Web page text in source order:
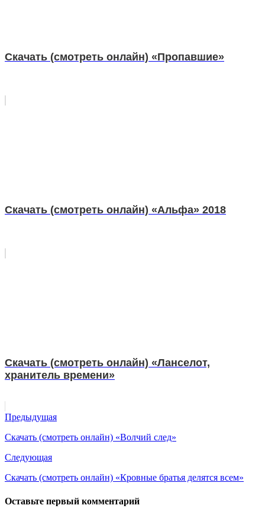
Скачать (смотреть онлайн) «Пропавшие»
Скачать (смотреть онлайн) «Альфа» 2018
Скачать (смотреть онлайн) «Ланселот,
хранитель времени»
Предыдущая
Скачать (смотреть онлайн) «Волчий след»
Следующая
Скачать (смотреть онлайн) «Кровные братья делятся всем»
Оставьте первый комментарий